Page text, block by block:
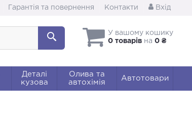
Гарантія та повернення Контакти Вхід
У вашому кошику
0 товарів на 0 ₴
Деталі
кузова
Олива та
автохімія
Автотовари